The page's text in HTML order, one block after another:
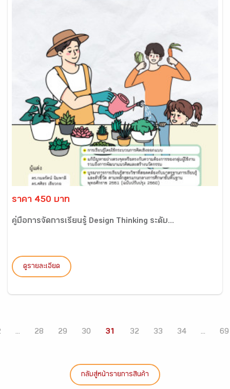
ราคา 450 บาท
คู่มือการจัดการเรียนรู้ Design Thinking ระดับ...
ดูรายละเอียด
... 28 29 30 31 32 33 34 ... 69
กลับสู่หน้ารายการสินค้า